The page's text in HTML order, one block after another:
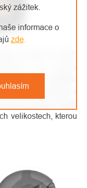
zážitek.
informace o
zde.
vybavení zvlášť,
tlumič pádu s
velikostech, kterou